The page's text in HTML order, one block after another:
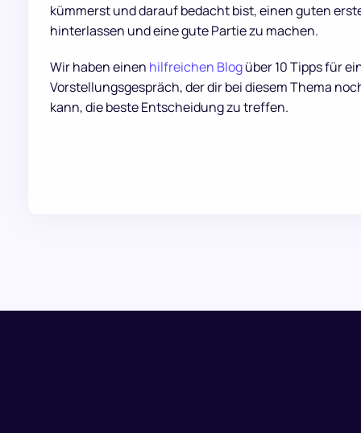
kümmerst und darauf bedacht bist, einen guten
hinterlassen und eine gute Partie zu machen.
Wir haben einen hilfreichen Blogüber 10 Tipps für
Vorstellungsgespräch, der dir bei diesem Thema
kann, die beste Entscheidung zu treffen.